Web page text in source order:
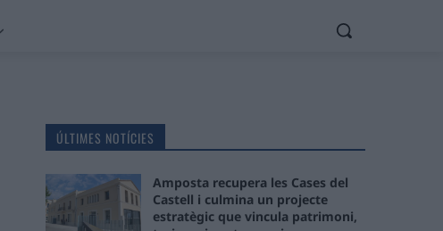
ÚLTIMES NOTÍCIES
Amposta recupera les Cases del
Castell i culmina un projecte
estratègic que vincula patrimoni,